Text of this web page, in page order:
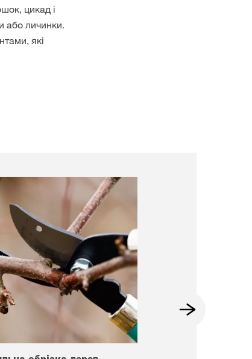
цикад і
або личинки.
які